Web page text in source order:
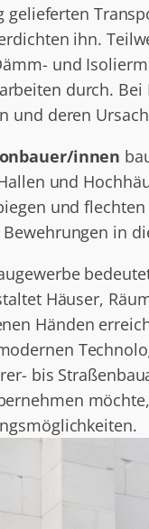
gelieferten
ihn.
und
durch.
und deren
innen
und
und
in
Häuser,
Händen
bis